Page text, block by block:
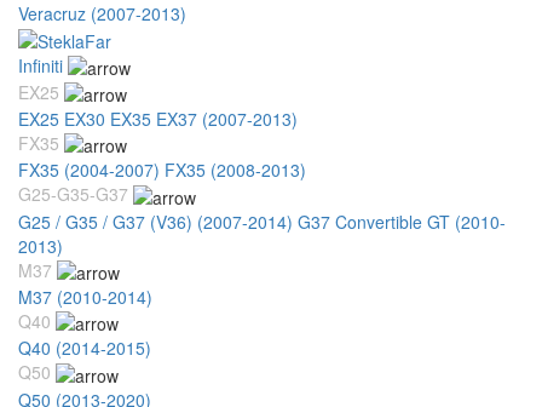
Veracruz (2007-2013)
Infiniti
EX25
EX25 EX30 EX35 EX37 (2007-2013)
FX35
FX35 (2004-2007) FX35 (2008-2013)
G25-G35-G37
G25 / G35 / G37 (V36) (2007-2014) G37 Convertible GT (2010-
2013)
M37
M37 (2010-2014)
Q40
Q40 (2014-2015)
Q50
Q50 (2013-2020)